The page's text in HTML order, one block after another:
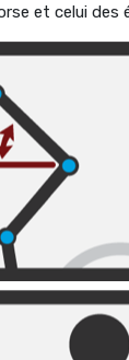
et celui des